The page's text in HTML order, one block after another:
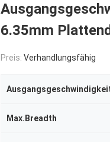
6.35mm
Preis: Verhandlungsfähig
Max.Breadth